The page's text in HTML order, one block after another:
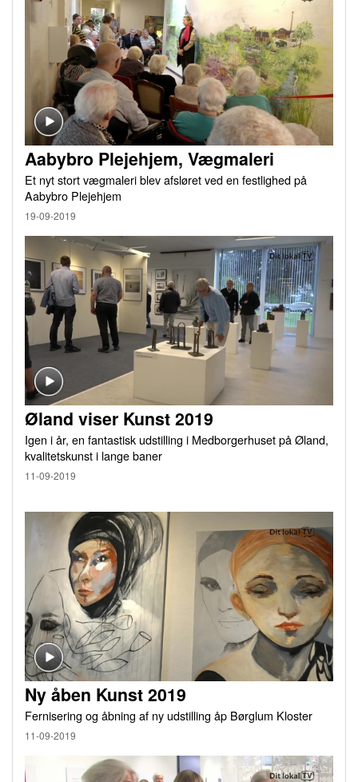
Aabybro Plejehjem, Vægmaleri
Et nyt stort vægmaleri blev afsløret ved en festlighed på
Aabybro Plejehjem
19-09-2019
Øland viser Kunst 2019
Igen i år, en fantastisk udstilling i Medborgerhuset på Øland,
kvalitetskunst i lange baner
11-09-2019
Ny åben Kunst 2019
Fernisering og åbning af ny udstilling åp Børglum Kloster
11-09-2019